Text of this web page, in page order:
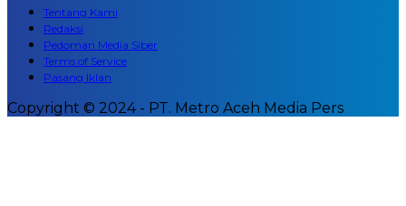
Tentang Kami
Redaksi
Pedoman Media Siber
Terms of Service
Pasang Iklan
Copyright © 2024 - PT. Metro Aceh Media Pers